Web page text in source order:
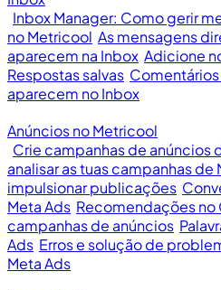
Inbox Manager: Como gerir
no Metricool As mensagens
aparecem na Inbox Adicione
Respostas salvas
aparecem no Inbox
Anúncios no Metricool
Crie campanhas de anúncios
analisar as tuas campanhas de
impulsionar publicações
Meta Ads Recomendações no
campanhas de anúncios
Ads Erros e solução de
Meta Ads